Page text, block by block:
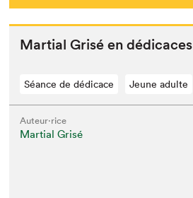
Mar­tial Grisé en dédicaces
Séance de dédicace Jeune adulte
Auteur·rice
Martial Grisé